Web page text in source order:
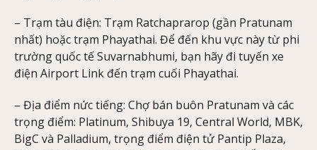
– Trạm tàu điện: Trạm Ratchaprarop (gần Pratunam
nhất) hoặc trạm Phayathai. Để đến khu vực này từ phi
trường quốc tế Suvarnabhumi, bạn hãy đi tuyến xe
điện Airport Link đến trạm cuối Phayathai.
– Địa điểm nức tiếng: Chợ bán buôn Pratunam và các
trọng điểm: Platinum, Shibuya 19, Central World, MBK,
BigC và Palladium, trọng điểm điện tử Pantip Plaza,